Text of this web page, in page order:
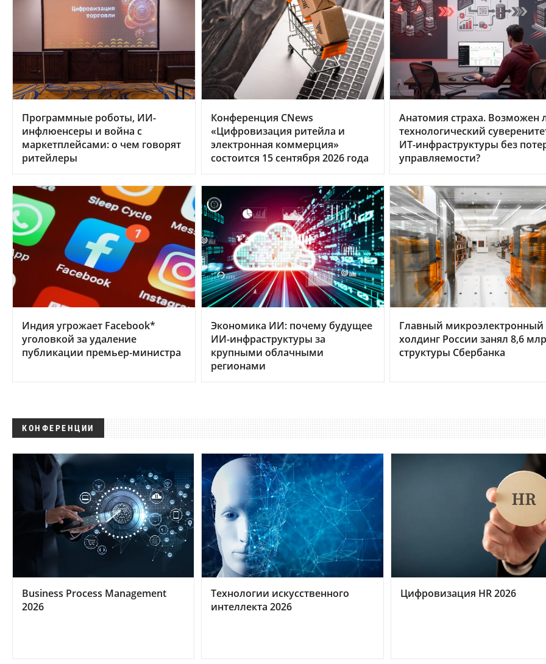
Программные роботы, ИИ-
инфлюенсеры и война с
маркетплейсами: о чем говорят
ритейлеры
Конференция CNews
«Цифровизация ритейла и
электронная коммерция»
состоится 15 сентября 2026 года
Анатомия страха. Возможен
технологический
ИТ-инфраструктуры без
управляемости?
Индия угрожает Facebook*
уголовкой за удаление
публикации премьер-министра
Экономика ИИ: почему будущее
ИИ-инфраструктуры за
крупными облачными
регионами
Главный микроэлектронный
холдинг России занял 8,6
структуры Сбербанка
КОНФЕРЕНЦИИ
Business Process Management
2026
Технологии искусственного
интеллекта 2026
Цифровизация HR 2026